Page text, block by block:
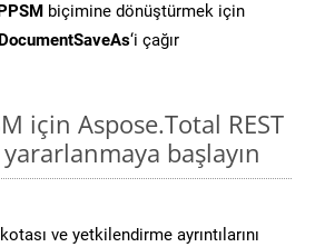
biçimine dönüştürmek için
‘i çağır
için Aspose.Total REST
başlayın
ve yetkilendirme ayrıntılarını